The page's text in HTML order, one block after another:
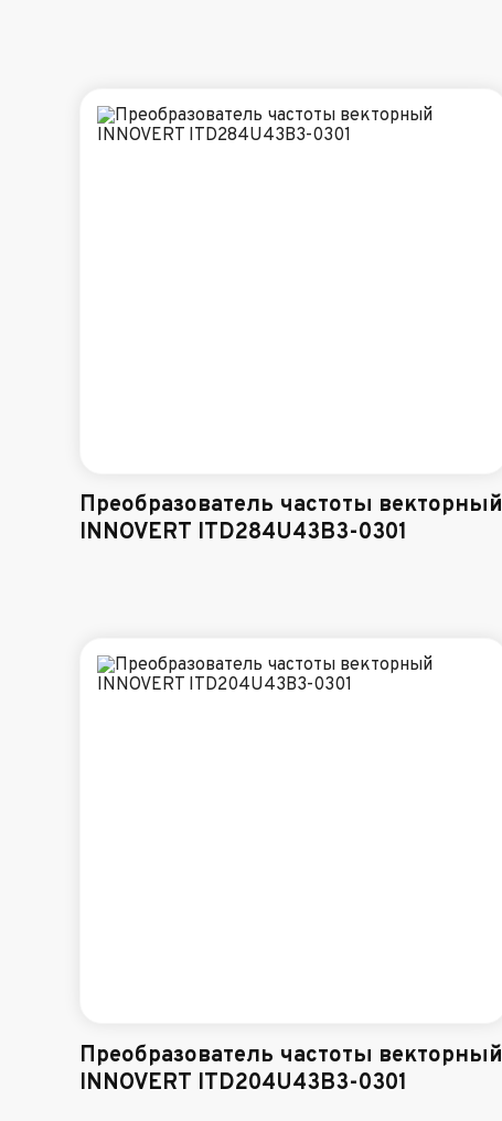
Преобразователь частоты векторный
INNOVERT ITD284U43B3-0301
Преобразователь частоты векторный
INNOVERT ITD204U43B3-0301